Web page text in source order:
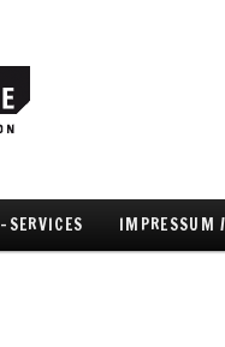
SERVICES IMPRESSUM